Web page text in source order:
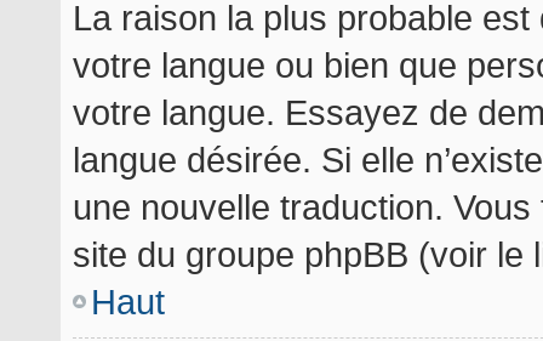
La raison la plus probable est
votre langue ou bien que
votre langue. Essayez de
langue désirée. Si elle
une nouvelle traduction.
site du groupe phpBB (voir le
Haut